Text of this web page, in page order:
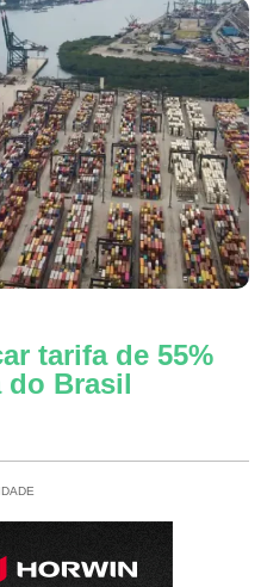
tarifa de 55%
do Brasil